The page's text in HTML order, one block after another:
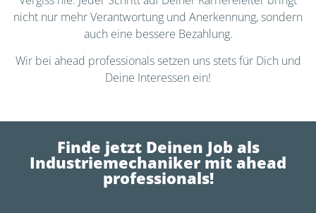
nicht nur mehr Verantwortung und Anerkennung, sondern
auch eine bessere Bezahlung.
Wir bei ahead professionals setzen uns stets für Dich und
Deine Interessen ein!
Finde jetzt Deinen Job als
Industriemechaniker mit ahead
professionals!